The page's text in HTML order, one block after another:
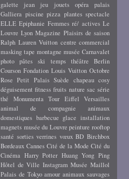
galette
jean jeu jouets opéra
palais
Galliera piscine pizza plantes spectacle
ELLE Epiphanie Femmes ré/ actives Le
Louvre Lyon Magazine Plaisirs de saison
Ralph Lauren Vuitton centre commercial
masking tape montagne musée Carnavalet
photo
pâtes ski temps théâtre
Berlin
Courson Fondation Louis Vuitton Octobre
Rose Petit Palais Suède chapeau cosy
déguisement fitness fruits nature sac série
thé
Monumenta Tour Eiffel Versailles
animal de compagnie
animaux
domestiques barbecue glace installation
magnets musée du Louvre peinture rooftop
santé sorties verrines vœux BD Birchbox
Bordeaux Cannes Cité de la Mode Cité du
Cinéma Harry Potter Huang Yong Ping
Hôtel de Ville Instagram Musée Maillol
Palais de Tokyo amour animaux sauvages